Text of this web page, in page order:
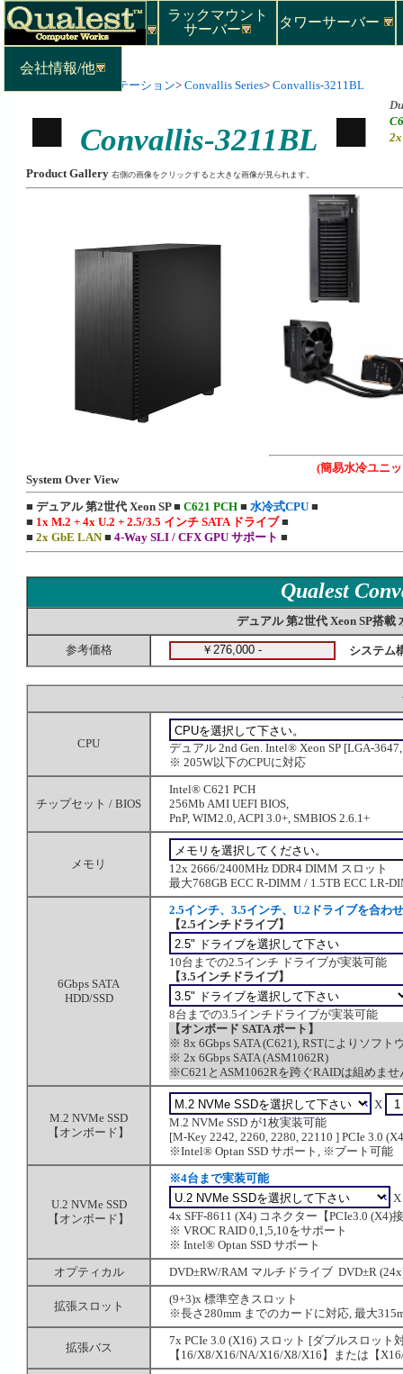
ラックマウント
サーバー
タワーサーバー
会社情報/他
ワークステーション> Convallis Series> Convallis-3211BL
Convallis-3211BL
Product Gallery 右側の画像をクリックすると大きな画像が見られます。
(簡易水冷ユニ
System Over View
■ デュアル 第2世代 Xeon SP ■C621 PCH ■水冷式CPU ■
■ 1x M.2 + 4x U.2 + 2.5/3.5 インチ SATA ドライブ■
■ 2x GbE LAN■4-Way SLI / CFX GPU サポート ■
Qualest
デュアル 第2世代 Xeon SP搭
参考価格 システム
CPU
デュアル 2nd Gen. Intel® Xeon SP [LGA-
※ 205W以下のCPUに対応
チップセット / BIOS
Intel® C621 PCH
256Mb AMI UEFI BIOS,
PnP, WIM2.0, ACPI 3.0+, SMBIOS 2.6.1+
メモリ
12x 2666/2400MHz DDR4 DIMM スロット
最大768GB ECC R-DIMM / 1.5TB ECC LR-
6Gbps SATA
HDD/SSD
2.5インチ、3.5インチ、U.2ドライブを合わ
【2.5インチドライブ】
10台までの2.5インチ ドライブが実装可能
【3.5インチドライブ】
8台までの3.5インチドライブが実装可能
【オンボード SATA ポート】
※ 8x 6Gbps SATA (C621), RSTによりソフト
※ 2x 6Gbps SATA (ASM1062R)
※C621とASM1062Rを跨ぐRAIDは組めませ
M.2 NVMe SSD
【オンボード】
X
M.2 NVMe SSD が1枚実装可能
[M-Key 2242, 2260, 2280, 22110 ] PCIe 3.0
※Intel® Optan SSD サポート, ※ブート可能
U.2 NVMe SSD
【オンボード】
※4台まで実装可能
X
4x SFF-8611 (X4) コネクター【PCIe3.0 (X4)
※ VROC RAID 0,1,5,10をサポート
※ Intel® Optan SSD サポート
オプティカル
DVD±RW/RAM マルチドライブ DVD±R
拡張スロット
(9+3)x 標準空きスロット
※長さ280mm までのカードに対応, 最大
拡張バス
7x PCIe 3.0 (X16) スロット [ダブルスロット
【16/X8/X16/NA/X16/X8/X16】または【